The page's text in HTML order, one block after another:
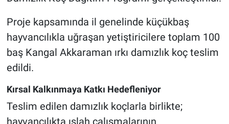
Proje kapsamında il genelinde küçükbaş
hayvancılıkla uğraşan yetiştiricilere toplam 100
baş Kangal Akkaraman ırkı damızlık koç teslim
edildi.
Kırsal Kalkınmaya Katkı Hedefleniyor
Teslim edilen damızlık koçlarla birlikte;
Aksaray
Kırşehir
Yerel